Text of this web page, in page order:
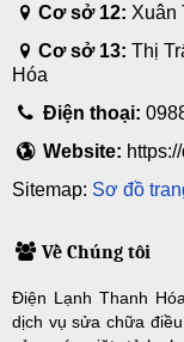
Cơ sở 12: Xuân
Cơ sở 13: Thị
Hóa
Điện thoại:
Website:
Sitemap: Sơ đồ
Về Chúng tôi
Điện Lạnh Thanh
dịch vụ sửa chữa